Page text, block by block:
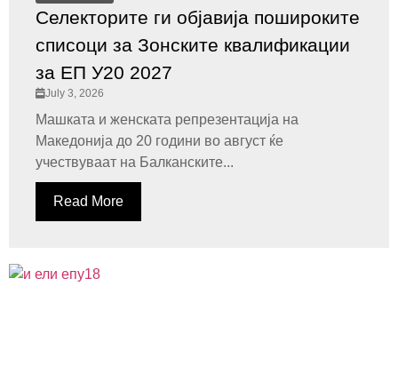
Селекторите ги објавија пошироките
списоци за Зонските квалификации
за ЕП У20 2027
July 3, 2026
Машката и женската репрезентација на
Македонија до 20 години во август ќе
учествуваат на Балканските...
Read More